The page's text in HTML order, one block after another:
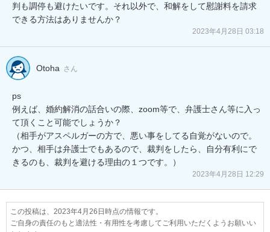
判も調停も避けたいです。それ以外で、和解をして慰謝料を請求
できる方法はありませんか？
2023年4月28日 03:18
Otoha さん
ps
例えば、婚約解消の話合いの際、zoom等で、弁護士さん等に入っ
て頂くこと可能でしょうか？
（相手がアスペルガーの方で、悪い事をしてる自覚がないので。
かつ、相手は弁護士でもあるので、裁判をしたら、自分有利にで
きるのも、裁判を避ける理由の１つです。）
2023年4月28日 12:29
この投稿は、2023年4月26日時点の情報です。
ご自身の責任のもと適法性・有用性を考慮してご利用いただくようお願いい